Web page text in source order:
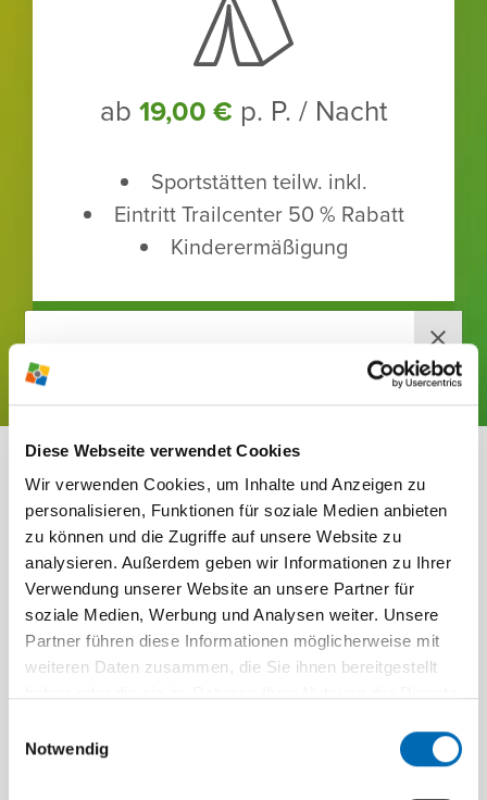
Diese Webseite verwendet Cookies
Wir verwenden Cookies, um Inhalte und Anzeigen zu
personalisieren, Funktionen für soziale Medien anbieten
zu können und die Zugriffe auf unsere Website zu
analysieren. Außerdem geben wir Informationen zu Ihrer
Verwendung unserer Website an unsere Partner für
soziale Medien, Werbung und Analysen weiter. Unsere
Partner führen diese Informationen möglicherweise mit
weiteren Daten zusammen, die Sie ihnen bereitgestellt
Notwendig
ab 19,00 € p. P. / Nacht
Sport­stätten teilw. inkl.
Eintritt Trailcenter 50 % Rabatt
Kinder­er­mä­ßi­gung
ZUSATZ­AN­GE­BOTE
FÜR DEIN TRAI­NINGS­
LAGER
RABEN­BERG-
NEWS­LETTER
Jetzt anmelden und wir versorgen
dich mehr­mals im Jahr mit brand­
heißen News, ausge­wählten Infos,
tollen Ange­boten und span­nenden
Themen direkt vom Raben­berg.
Einfach deine E-Mail-Adresse eingeben, den
Haken anwählen und auf "News­letter jetzt
eine E-Mail mit einem Bestä­ti­gungs­link. Klicke auf